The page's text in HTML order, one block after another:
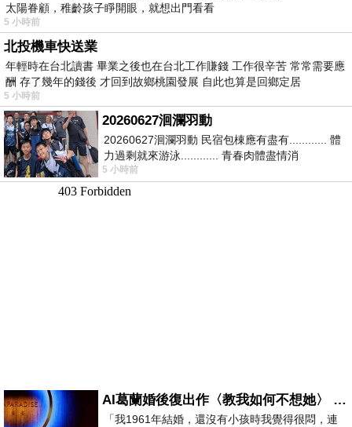
太陽眷顧，稚齡孩子睜開眼，就想出門看看
5 小時前
北投機車快送業
年輕時在台北讀書 畢業之後也在台北工作賺錢 工作很辛苦 常常需要應
酬 存了幾年的錢後 才回到故鄉桃園發展 自此也算是回鄉定居
5 小時前
20260627洄瀾羽動
20260627洄瀾羽動 民宿包棟應有盡有............ 體
力過剩就來游泳............ 青春肉體盡情消
磨............ 晚餐不必
5 小時前
AI葛蘭婚後復出作〈教我如何不想她〉 #戀上老電影 #葛蘭 #粟子
「我1961年結婚，還沒有小孩時我覺得很悶，連